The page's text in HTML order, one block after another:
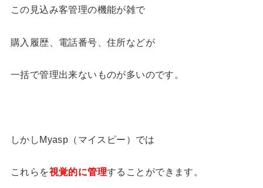
この見込み客管理の機能が雑で
購入履歴、電話番号、住所などが
一括で管理出来ないものが多いのです。
しかしMyasp（マイスピー）では
これらを視覚的に管理することができます。